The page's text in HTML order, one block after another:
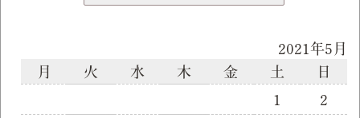
2021年5月
月
火 水 木 金 土
日
1
2